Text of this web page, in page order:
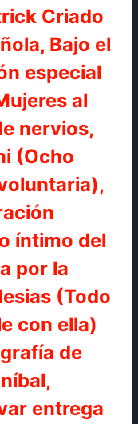
Criado
Bajo el
especial
al
nervios,
(Ocho
íntimo del
por la
(Todo
con ella)
de
entrega